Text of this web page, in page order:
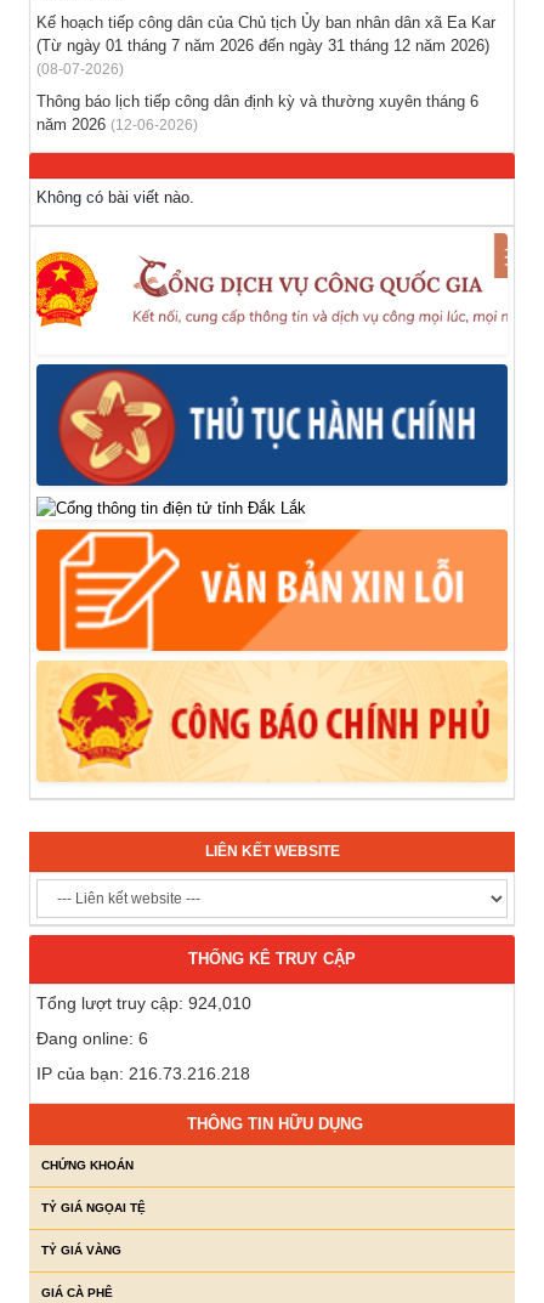
Tổ chức triển khai thu nhận mẫu sinh phẩm ADN thân nhân
liệt sĩ chưa xác định danh tính trên địa bàn xã Ea Kar
(21-07-2026)
Kế hoạch tiếp công dân của Chủ tịch Ủy ban nhân dân xã Ea Kar
(Từ ngày 01 tháng 7 năm 2026 đến ngày 31 tháng 12 năm 2026)
(08-07-2026)
Thông báo lịch tiếp công dân định kỳ và thường xuyên tháng 6
năm 2026 (12-06-2026)
Không có bài viết nào.
LIÊN KẾT WEBSITE
THỐNG KÊ TRUY CẬP
Tổng lượt truy cập: 924,010
Đang online: 6
IP của bạn: 216.73.216.218
THÔNG TIN HỮU DỤNG
CHỨNG KHOÁN
TỶ GIÁ NGỌAI TỆ
TỶ GIÁ VÀNG
GIÁ CÀ PHÊ